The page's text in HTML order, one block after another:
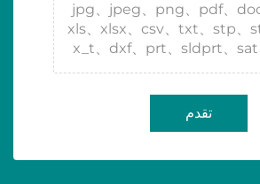
jpg、jpeg、png、pdf、doc
xls、xlsx、csv、txt、stp、
x_t、dxf、prt、sldprt、sat
تقدم